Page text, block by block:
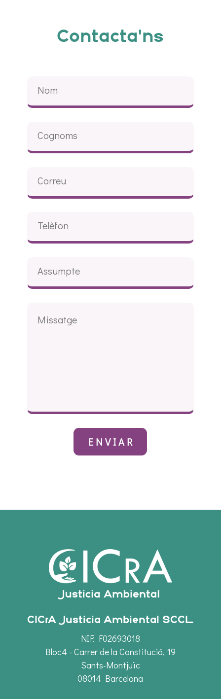
Contacta'ns
CICrA Justicia Ambiental SCCL
NIF: F02693018
Bloc4 - Carrer de la Constitució, 19
Sants-Montjuïc
08014 Barcelona